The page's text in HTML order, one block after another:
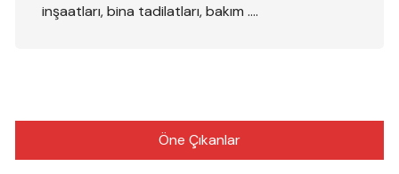
inşaatları, bina tadilatları, bakım ….
Öne Çıkanlar